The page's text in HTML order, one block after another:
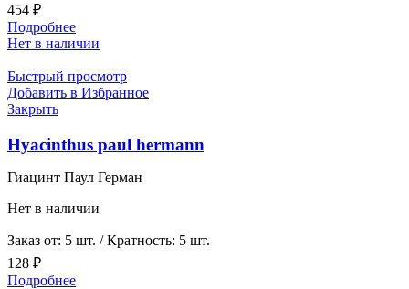
454 ₽
Подробнее
Нет в наличии
Быстрый просмотр
Добавить в Избранное
Закрыть
Hyacinthus paul hermann
Гиацинт Паул Герман
Нет в наличии
Заказ от: 5 шт. / Кратность: 5 шт.
128 ₽
Подробнее